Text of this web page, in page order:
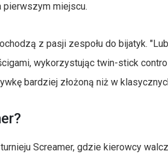
pierwszym miejscu.
z pasji zespołu do bijatyk.
wykorzystując twin-stick
bardziej złożoną niż w
Screamer, gdzie kierowcy